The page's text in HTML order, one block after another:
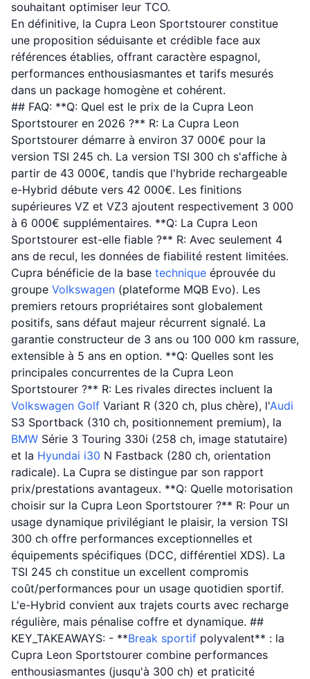
souhaitant optimiser leur TCO.
En définitive, la Cupra Leon Sportstourer constitue
une proposition séduisante et crédible face aux
références établies, offrant caractère espagnol,
performances enthousiasmantes et tarifs mesurés
dans un package homogène et cohérent.
## FAQ: **Q: Quel est le prix de la Cupra Leon
Sportstourer en 2026 ?** R: La Cupra Leon
Sportstourer démarre à environ 37 000€ pour la
version TSI 245 ch. La version TSI 300 ch s'affiche à
partir de 43 000€, tandis que l'hybride rechargeable
e-Hybrid débute vers 42 000€. Les finitions
supérieures VZ et VZ3 ajoutent respectivement 3 000
à 6 000€ supplémentaires. **Q: La Cupra Leon
Sportstourer est-elle fiable ?** R: Avec seulement 4
ans de recul, les données de fiabilité restent limitées.
Cupra bénéficie de la base technique éprouvée du
groupe Volkswagen (plateforme MQB Evo). Les
premiers retours propriétaires sont globalement
positifs, sans défaut majeur récurrent signalé. La
garantie constructeur de 3 ans ou 100 000 km rassure,
extensible à 5 ans en option. **Q: Quelles sont les
principales concurrentes de la Cupra Leon
Sportstourer ?** R: Les rivales directes incluent la
Volkswagen Golf Variant R (320 ch, plus chère), l'Audi
S3 Sportback (310 ch, positionnement premium), la
BMW Série 3 Touring 330i (258 ch, image statutaire)
et la Hyundai i30 N Fastback (280 ch, orientation
radicale). La Cupra se distingue par son rapport
prix/prestations avantageux. **Q: Quelle motorisation
choisir sur la Cupra Leon Sportstourer ?** R: Pour un
usage dynamique privilégiant le plaisir, la version TSI
300 ch offre performances exceptionnelles et
équipements spécifiques (DCC, différentiel XDS). La
TSI 245 ch constitue un excellent compromis
coût/performances pour un usage quotidien sportif.
L'e-Hybrid convient aux trajets courts avec recharge
régulière, mais pénalise coffre et dynamique. ##
KEY_TAKEAWAYS: - **Break sportif polyvalent** : la
Cupra Leon Sportstourer combine performances
enthousiasmantes (jusqu'à 300 ch) et praticité